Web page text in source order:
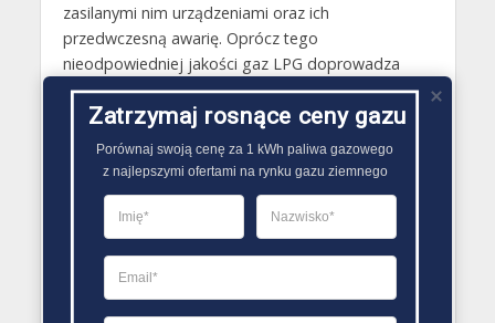
zasilanymi nim urządzeniami oraz ich
przedwczesną awarię. Oprócz tego
nieodpowiedniej jakości gaz LPG doprowadza
także do mniej ekonomicznego spalania. W efekcie
przyczynia się on więc do większych wydatków
wynikających z konieczności zakupu jego większej
ilości. W związku z tym tak ważne jest, aby zbiornik
LPG był tankowany jedynie odpowiedniej jakości
gazem, który oferują zweryfikowani sprzedawcy.
Odpowiedniej jakości gaz LPG powinien
zapewniać mniej więcej 13 kWh energii cieplnej
podczas godziny jego spalania..
Zatrzymaj rosnące ceny gazu
Porównaj swoją cenę za 1 kWh paliwa gazowego
z najlepszymi ofertami na rynku gazu ziemnego